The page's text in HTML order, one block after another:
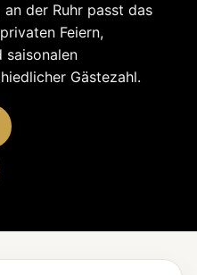
der Ruhr passt das
Feiern,
saisonalen
Gästezahl.